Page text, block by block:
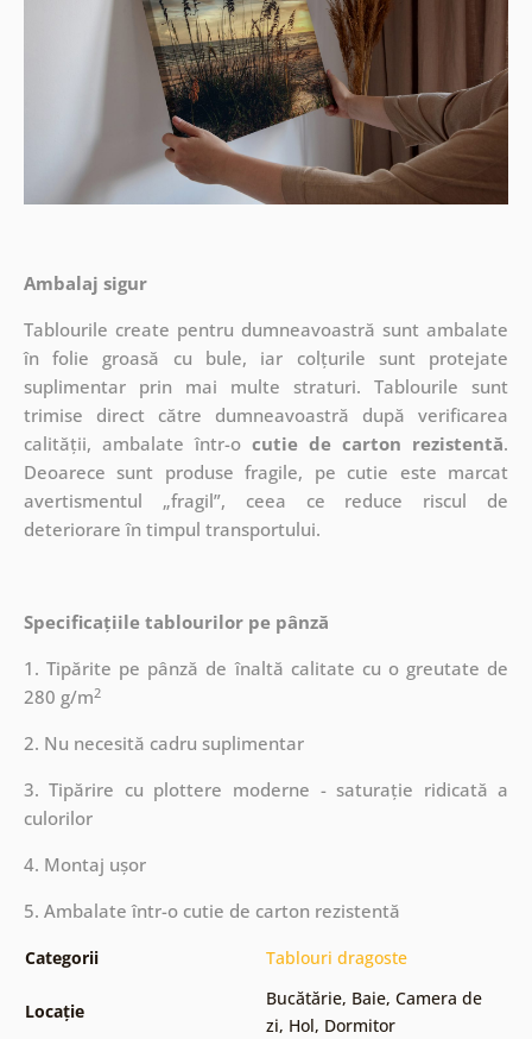
Ambalaj sigur
Tablourile create pentru dumneavoastră sunt ambalate
în folie groasă cu bule, iar colțurile sunt protejate
suplimentar prin mai multe straturi.Tablourile sunt
trimise direct către dumneavoastră după verificarea
calității, ambalate într-o cutie de carton rezistentă.
Deoarece sunt produse fragile, pe cutie este marcat
avertismentul „fragil”, ceea ce reduce riscul de
deteriorare în timpul transportului.
Specificațiile tablourilor pe pânză
1. Tipărite pe pânză de înaltă calitate cu o greutate de
280 g/m2
2. Nu necesită cadru suplimentar
3. Tipărire cu plottere moderne - saturație ridicată a
culorilor
4. Montaj ușor
5. Ambalate într-o cutie de carton rezistentă
Categorii Tablouri dragoste
Locație
Bucătărie, Baie, Camera de
zi, Hol, Dormitor